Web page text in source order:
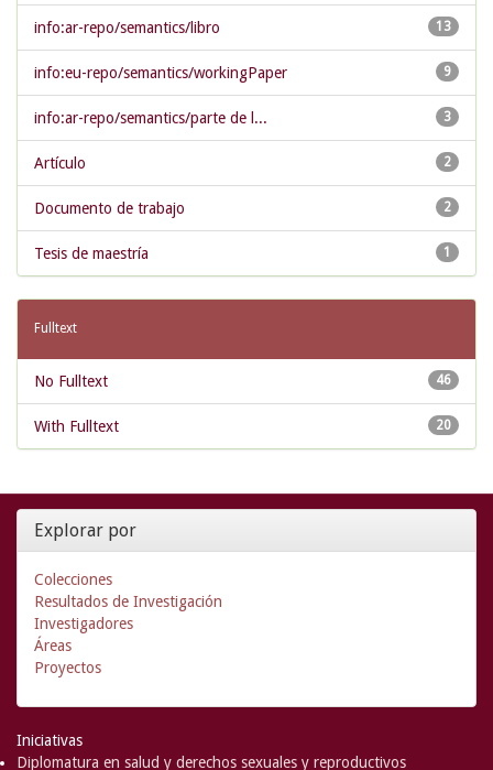
13
info:ar-repo/semantics/libro
9
info:eu-repo/semantics/workingPaper
3
info:ar-repo/semantics/parte de l...
2
Artículo
2
Documento de trabajo
1
Tesis de maestría
Fulltext
46
No Fulltext
20
With Fulltext
Explorar por
Colecciones
Resultados de Investigación
Investigadores
Áreas
Proyectos
Iniciativas
Diplomatura en salud y derechos sexuales y reproductivos